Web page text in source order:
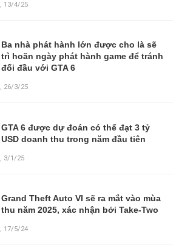
, 13/4/25
Ba nhà phát hành lớn được cho là sẽ
trì hoãn ngày phát hành game để tránh
đối đầu với GTA 6
, 26/3/25
GTA 6 được dự đoán có thể đạt 3 tỷ
USD doanh thu trong năm đầu tiên
, 3/1/25
Grand Theft Auto VI sẽ ra mắt vào mùa
thu năm 2025, xác nhận bởi Take-Two
, 17/5/24